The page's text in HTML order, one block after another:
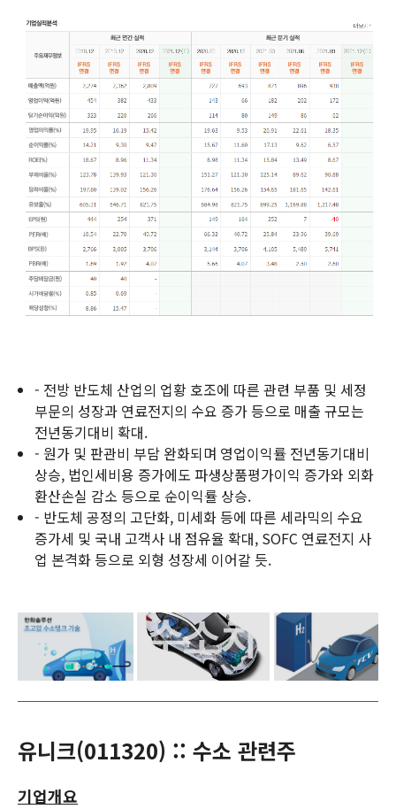
- 전방 반도체 산업의 업황 호조에 따른 관련 부품 및 세정
부문의 성장과 연료전지의 수요 증가 등으로 매출 규모는
전년동기대비 확대.
- 원가 및 판관비 부담 완화되며 영업이익률 전년동기대비
상승, 법인세비용 증가에도 파생상품평가이익 증가와 외화
환산손실 감소 등으로 순이익률 상승.
- 반도체 공정의 고단화, 미세화 등에 따른 세라믹의 수요
증가세 및 국내 고객사 내 점유율 확대, SOFC 연료전지 사
업 본격화 등으로 외형 성장세 이어갈 듯.
유니크(011320) :: 수소 관련주
기업개요